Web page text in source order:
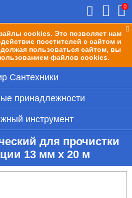
cookies. Это позволяет нам
посетителей с сайтом и
пользоваться сайтом, вы
файлов cookies.
0
Сантехники
принадлежности
инструмент
для прочистки
13 мм х 20 м